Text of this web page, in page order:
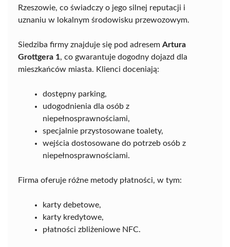
Rzeszowie, co świadczy o jego silnej reputacji i
uznaniu w lokalnym środowisku przewozowym.
Siedziba firmy znajduje się pod adresem Artura
Grottgera 1, co gwarantuje dogodny dojazd dla
mieszkańców miasta. Klienci doceniają:
dostępny parking,
udogodnienia dla osób z
niepełnosprawnościami,
specjalnie przystosowane toalety,
wejścia dostosowane do potrzeb osób z
niepełnosprawnościami.
Firma oferuje różne metody płatności, w tym:
karty debetowe,
karty kredytowe,
płatności zbliżeniowe NFC.